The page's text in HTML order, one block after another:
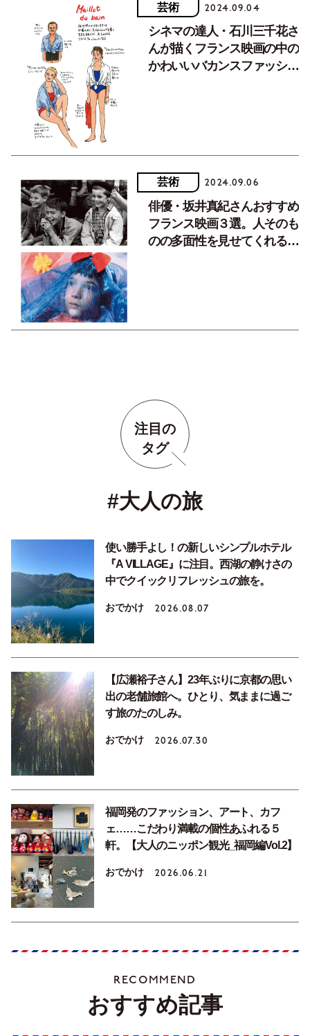
芸術 2024.09.04
シネマの達人・石川三千花さ
んが描くフランス映画の中の
かわいいバカンスファッショ
芸術 2024.09.06
俳優・坂井真紀さんおすすめ
フランス映画３選。人そのも
のの多面性を見せてくれるの
注目の
タグ
#大人の旅
使い勝手よし！の新しいシンプルホテル
『A VILLAGE』に注目。西湖の静けさの
中でクイックリフレッシュの旅を。
おでかけ 2026.08.07
【広瀬裕子さん】23年ぶりに京都の思い
出の老舗旅館へ。ひとり、気ままに過ご
す旅のたのしみ。
おでかけ 2026.07.30
福岡発のファッション、アート、カフ
ェ……こだわり満載の個性あふれる５
軒。【大人のニッポン観光_福岡編Vol.2】
おでかけ 2026.06.21
RECOMMEND
おすすめ記事